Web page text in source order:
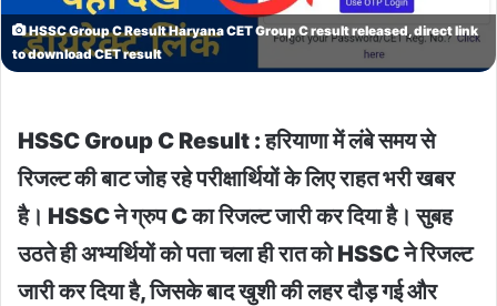
HSSC Group C Result Haryana CET Group C result released, direct link
to download CET result
HSSC Group C Result : हरियाणामेंलंबेसमयसे
रिजल्टकीबाटजोहरहेपरीक्षार्थियोंकेलिएराहतभरीखबर
है। HSSCनेग्रुपCकारिजल्टजारीकरदियाहै। सुबह
उठतेहीअभ्यर्थियोंकोपताचलाहीरातकोHSSCनेरिजल्ट
जारीकरदियाहै,जिसकेबादखुशीकीलहरदौड़गईऔर